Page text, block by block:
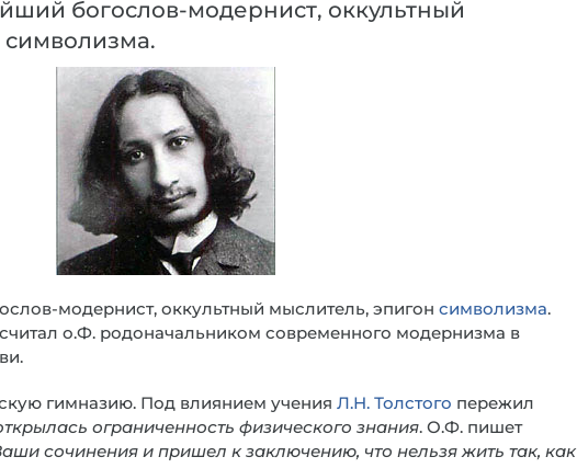
богослов-модернист, оккультный
модернист, оккультный мыслитель, эпигон символизма.
о.Ф. родоначальником современного модернизма в
гимназию. Под влиянием учения Л.Н. Толстого пережил
ограниченность физического знания. О.Ф. пишет
сочинения и пришел к заключению, что нельзя жить так, как